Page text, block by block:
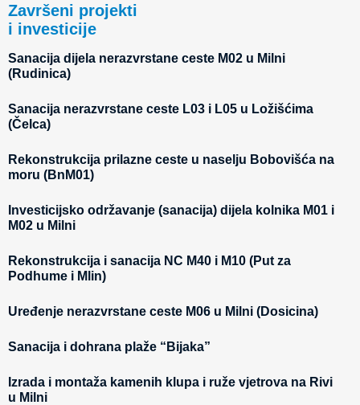
Završeni projekti
i investicije
Sanacija dijela nerazvrstane ceste M02 u Milni
(Rudinica)
Sanacija nerazvrstane ceste L03 i L05 u Ložišćima
(Čelca)
Rekonstrukcija prilazne ceste u naselju Bobovišća na
moru (BnM01)
Investicijsko održavanje (sanacija) dijela kolnika M01 i
M02 u Milni
Rekonstrukcija i sanacija NC M40 i M10 (Put za
Podhume i Mlin)
Uređenje nerazvrstane ceste M06 u Milni (Dosicina)
Sanacija i dohrana plaže “Bijaka”
Izrada i montaža kamenih klupa i ruže vjetrova na Rivi
u Milni